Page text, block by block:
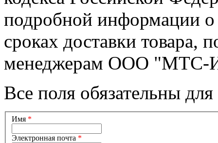
подробной информации о
сроках доставки товара,
менеджерам ООО "МТС-
Все поля обязательны
Имя *
Электронная почта *